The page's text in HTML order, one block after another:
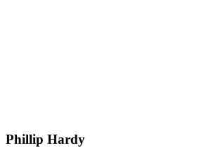
Phillip Hardy